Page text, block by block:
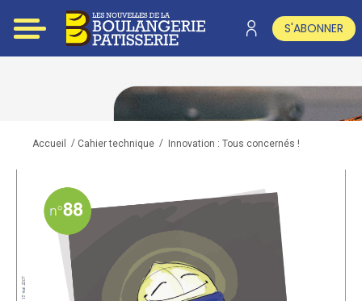
S'ABONNER
Accueil / Cahier technique / Innovation : Tous concernés !